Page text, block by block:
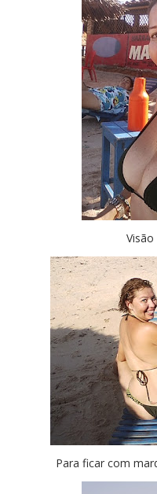
Para ficar com